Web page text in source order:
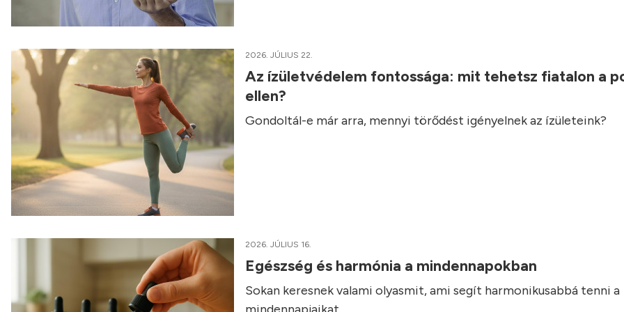
2026. JÚLIUS 22.
Az ízületvédelem fontossága: mit tehetsz fiatalon a
ellen?
Gondoltál-e már arra, mennyi törődést igényelnek az ízületeink?
2026. JÚLIUS 16.
Egészség és harmónia a mindennapokban
Sokan keresnek valami olyasmit, ami segít harmonikusabbá tenni a